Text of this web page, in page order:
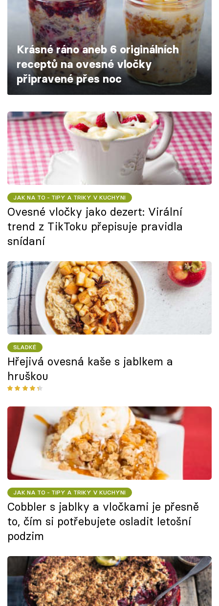
Škola vaření
Recepty z TV
Speciál: Cuketa
Těhotnej kuchař
Přihlášení
Sledujte nás
Krásné ráno aneb 6 originálních
receptů na ovesné vločky
připravené přes noc
JAK NA TO - TIPY A TRIKY V KUCHYNI
Ovesné vločky jako dezert: Virální
trend z TikToku přepisuje pravidla
snídaní
SLADKÉ
Hřejivá ovesná kaše s jablkem a
hruškou
JAK NA TO - TIPY A TRIKY V KUCHYNI
Cobbler s jablky a vločkami je přesně
to, čím si potřebujete osladit letošní
podzim